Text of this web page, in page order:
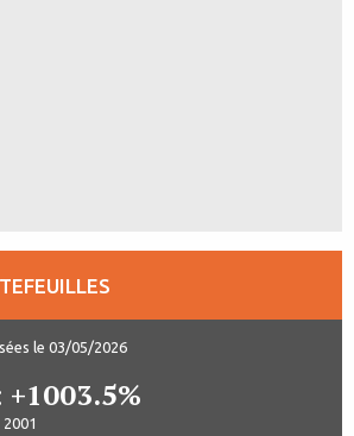
le 03/05/2026
+1003.5%